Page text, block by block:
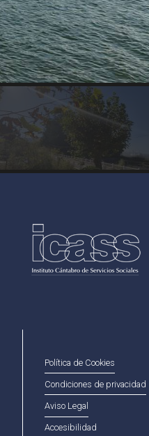
Política de Cookies
Condiciones de privacidad
Aviso Legal
Accesibilidad